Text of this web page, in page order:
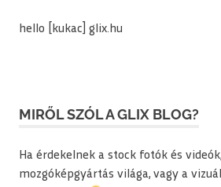
hello [kukac] glix.hu
MIRŐL SZÓL A GLIX BLOG?
Ha érdekelnek a stock fotók és
mozgóképgyártás világa, vagy a